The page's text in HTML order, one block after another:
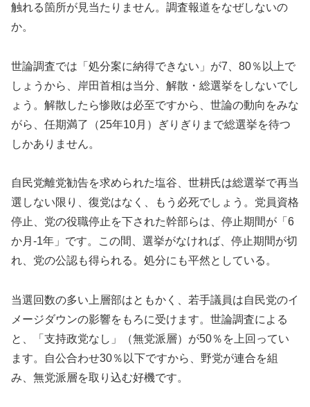
触れる箇所が見当たりません。調査報道をなぜしないの
か。
世論調査では「処分案に納得できない」が7、80％以上で
しょうから、岸田首相は当分、解散・総選挙をしないでし
ょう。解散したら惨敗は必至ですから、世論の動向をみな
がら、任期満了（25年10月）ぎりぎりまで総選挙を待つ
しかありません。
自民党離党勧告を求められた塩谷、世耕氏は総選挙で再当
選しない限り、復党はなく、もう必死でしょう。党員資格
停止、党の役職停止を下された幹部らは、停止期間が「6
か月-1年」です。この間、選挙がなければ、停止期間が切
れ、党の公認も得られる。処分にも平然としている。
当選回数の多い上層部はともかく、若手議員は自民党のイ
メージダウンの影響をもろに受けます。世論調査による
と、「支持政党なし」（無党派層）が50％を上回ってい
ます。自公合わせ30％以下ですから、野党が連合を組
み、無党派層を取り込む好機です。